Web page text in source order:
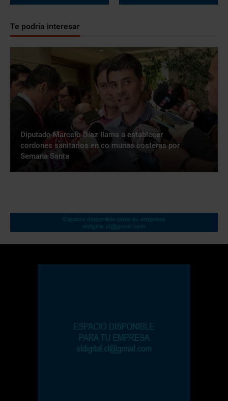
Te podría interesar
Diputado Marcelo Díaz llama a establecer
cordones sanitarios en co munas costeras por
Semana Santa